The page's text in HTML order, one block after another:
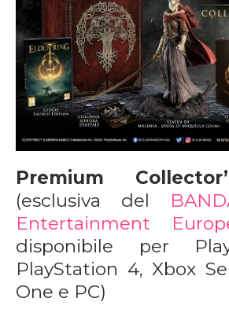
Premium
(esclusiva del
Entertainment
disponibile per
PlayStation 4, Xbox
One e PC)